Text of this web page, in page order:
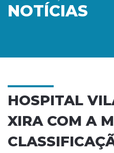
NOTÍCIAS
HOSPITAL
XIRA COM A